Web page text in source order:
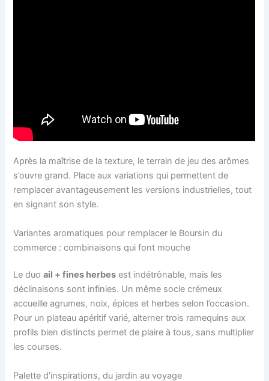
Après la maîtrise de la texture, le terrain de jeu des arômes
s’ouvre grand. Place aux variations qui permettent de
remplacer avantageusement les versions industrielles, tout
en signant son style.
Variantes aromatiques pour remplacer le Boursin du
commerce : combinaisons qui font mouche
Le duoail + fines herbes est indétrônable, mais les
déclinaisons sont infinies. Un même socle crémeux
accueille agrumes, noix, épices et herbes selon l’occasion.
Pour un plateau apéritif varié, alterner trois ramequins aux
profils bien distincts permet de plaire à tous, sans multiplier
les courses.
Palette d’inspirations, du jardin au voyage